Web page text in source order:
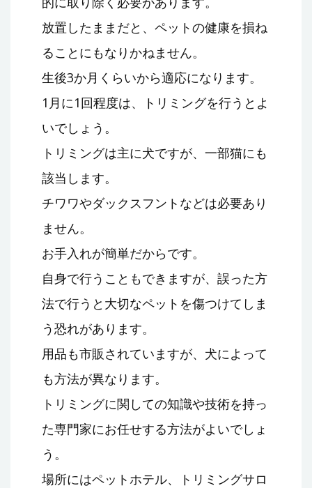
放置したままだと、ペットの健康を損ね
ることにもなりかねません。
生後3か月くらいから適応になります。
1月に1回程度は、トリミングを行うとよ
いでしょう。
トリミングは主に犬ですが、一部猫にも
該当します。
チワワやダックスフントなどは必要あり
ません。
お手入れが簡単だからです。
自身で行うこともできますが、誤った方
法で行うと大切なペットを傷つけてしま
う恐れがあります。
用品も市販されていますが、犬によって
も方法が異なります。
トリミングに関しての知識や技術を持っ
た専門家にお任せする方法がよいでしょ
う。
場所にはペットホテル、トリミングサロ